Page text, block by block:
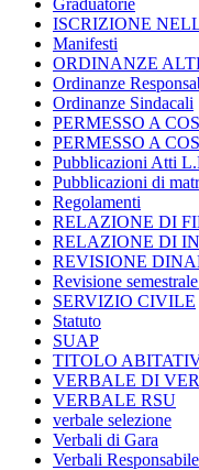
ISCRIZIONE
Manifesti
ORDINANZE
Ordinanze
Ordinanze Sindacali
PERMESSO A
PERMESSO A
Pubblicazioni Atti
Pubblicazioni di
Regolamenti
RELAZIONE DI
RELAZIONE DI
REVISIONE
Revisione
SERVIZIO CIVILE
Statuto
SUAP
TITOLO
VERBALE DI
VERBALE RSU
verbale selezione
Verbali di Gara
Verbali